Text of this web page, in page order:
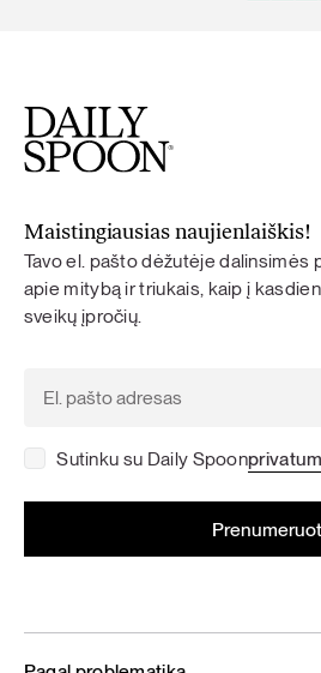
Maistingiausias naujienlaiškis!
Tavo el. pašto dėžutėje dalinsimės
apie mitybą ir triukais, kaip į
sveikų įpročių.
Sutinku su Daily Spoon